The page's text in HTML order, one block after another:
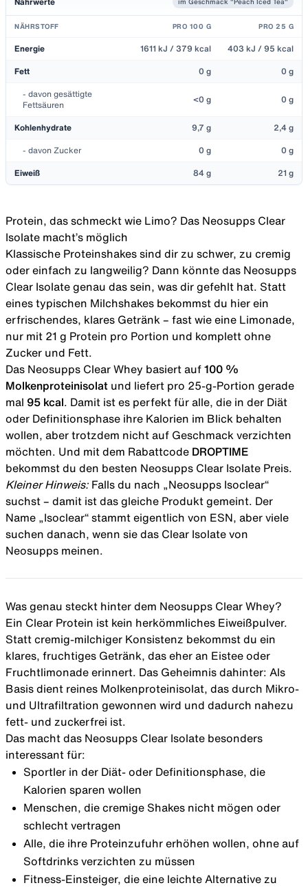
im Geschmack "Peach Iced Tea"
NÄHRSTOFF PRO 100 G PRO 25 G
Energie 1611 kJ / 379 kcal 403 kJ / 95 kcal
Fett 0 g 0 g
- davon gesättigte
Fettsäuren
<0 g 0 g
Kohlenhydrate 9,7 g 2,4 g
- davon Zucker 0 g 0 g
Eiweiß 84 g 21 g
Protein, das schmeckt wie Limo? Das Neosupps Clear
Isolate macht’s möglich
Klassische Proteinshakes sind dir zu schwer, zu cremig
oder einfach zu langweilig? Dann könnte das Neosupps
Clear Isolate genau das sein, was dir gefehlt hat. Statt
eines typischen Milchshakes bekommst du hier ein
erfrischendes, klares Getränk – fast wie eine Limonade,
nur mit 21 g Protein pro Portion und komplett ohne
Zucker und Fett.
Das Neosupps Clear Whey basiert auf 100 %
Molkenproteinisolat und liefert pro 25-g-Portion gerade
mal 95 kcal. Damit ist es perfekt für alle, die in der Diät
oder Definitionsphase ihre Kalorien im Blick behalten
wollen, aber trotzdem nicht auf Geschmack verzichten
möchten. Und mit dem Rabattcode DROPTIME
bekommst du den besten Neosupps Clear Isolate Preis.
Kleiner Hinweis: Falls du nach „Neosupps Isoclear“
suchst – damit ist das gleiche Produkt gemeint. Der
Name „Isoclear“ stammt eigentlich von ESN, aber viele
suchen danach, wenn sie das Clear Isolate von
Neosupps meinen.
Was genau steckt hinter dem Neosupps Clear Whey?
Ein Clear Protein ist kein herkömmliches Eiweißpulver.
Statt cremig-milchiger Konsistenz bekommst du ein
klares, fruchtiges Getränk, das eher an Eistee oder
Fruchtlimonade erinnert. Das Geheimnis dahinter: Als
Basis dient reines Molkenproteinisolat, das durch Mikro-
und Ultrafiltration gewonnen wird und dadurch nahezu
fett- und zuckerfrei ist.
Das macht das Neosupps Clear Isolate besonders
interessant für:
Sportler in der Diät- oder Definitionsphase, die
Kalorien sparen wollen
Menschen, die cremige Shakes nicht mögen oder
schlecht vertragen
Alle, die ihre Proteinzufuhr erhöhen wollen, ohne auf
Softdrinks verzichten zu müssen
Fitness-Einsteiger, die eine leichte Alternative zu